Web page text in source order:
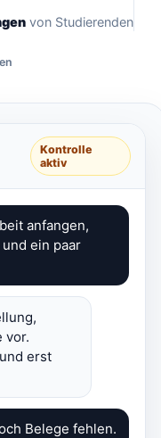
von Studierenden
Kontrolle
aktiv
anfangen,
ein paar
vor.
erst
Belege fehlen.